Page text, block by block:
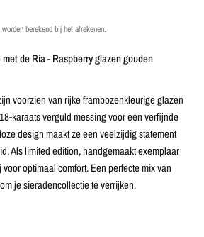
worden berekend bij het afrekenen.
de Ria - Raspberry glazen gouden
voorzien van rijke frambozenkleurige glazen
karaats verguld messing voor een verfijnde
design maakt ze een veelzijdig statement
Als limited edition, handgemaakt exemplaar
optimaal comfort. Een perfecte mix van
je sieradencollectie te verrijken.